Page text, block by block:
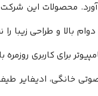
شرکت نه تنها از
زیبا را نیز ارائه
روزمره باشید، چه
طیف وسیعی از